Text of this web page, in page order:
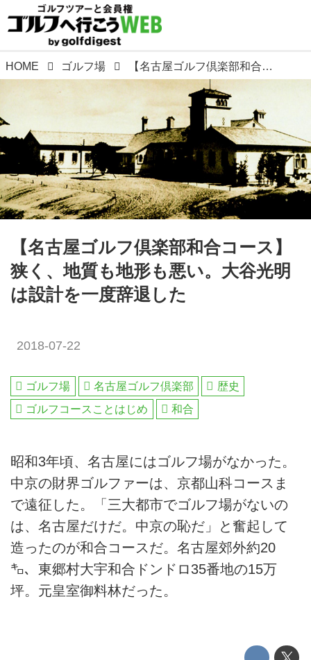
HOME ゴルフ場 【名古屋ゴルフ倶楽部和合コース】狭く、地質も地形も悪い。大谷光明は設計を一度辞退した
【名古屋ゴルフ倶楽部和合コース】
狭く、地質も地形も悪い。大谷光明
は設計を一度辞退した
2018-07-22
ゴルフ場 名古屋ゴルフ倶楽部
歴史
ゴルフコースことはじめ
和合
昭和3年頃、名古屋にはゴルフ場がなかった。
中京の財界ゴルファーは、京都山科コースま
で遠征した。「三大都市でゴルフ場がないの
は、名古屋だけだ。中京の恥だ」と奮起して
造ったのが和合コースだ。名古屋郊外約20
㌔、東郷村大宇和合ドンドロ35番地の15万
坪。元皇室御料林だった。